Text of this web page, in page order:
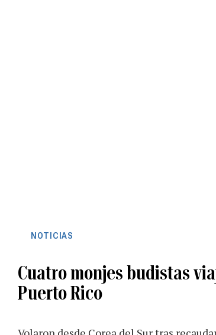
NOTICIAS
Cuatro monjes budistas
Puerto Rico